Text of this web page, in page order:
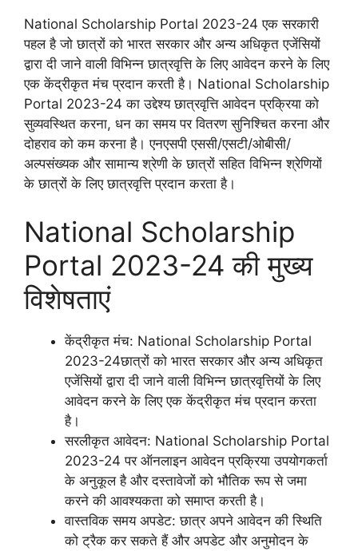
National Scholarship Portal 2023-24 एक सरकारी
पहल है जो छात्रों को भारत सरकार और अन्य अधिकृत एजेंसियों
द्वारा दी जाने वाली विभिन्न छात्रवृत्ति के लिए आवेदन करने के लिए
एक केंद्रीकृत मंच प्रदान करती है। National Scholarship
Portal 2023-24 का उद्देश्य छात्रवृत्ति आवेदन प्रक्रिया को
सुव्यवस्थित करना, धन का समय पर वितरण सुनिश्चित करना और
दोहराव को कम करना है। एनएसपी एससी/एसटी/ओबीसी/
अल्पसंख्यक और सामान्य श्रेणी के छात्रों सहित विभिन्न श्रेणियों
के छात्रों के लिए छात्रवृत्ति प्रदान करता है।
National Scholarship
Portal 2023-24 की मुख्य
विशेषताएं
केंद्रीकृत मंच: National Scholarship Portal
2023-24छात्रों को भारत सरकार और अन्य अधिकृत
एजेंसियों द्वारा दी जाने वाली विभिन्न छात्रवृत्तियों के लिए
आवेदन करने के लिए एक केंद्रीकृत मंच प्रदान करता
है।
सरलीकृत आवेदन: National Scholarship Portal
2023-24 पर ऑनलाइन आवेदन प्रक्रिया उपयोगकर्ता
के अनुकूल है और दस्तावेजों को भौतिक रूप से जमा
करने की आवश्यकता को समाप्त करती है।
वास्तविक समय अपडेट: छात्र अपने आवेदन की स्थिति
को ट्रैक कर सकते हैं और अपडेट और अनुमोदन के